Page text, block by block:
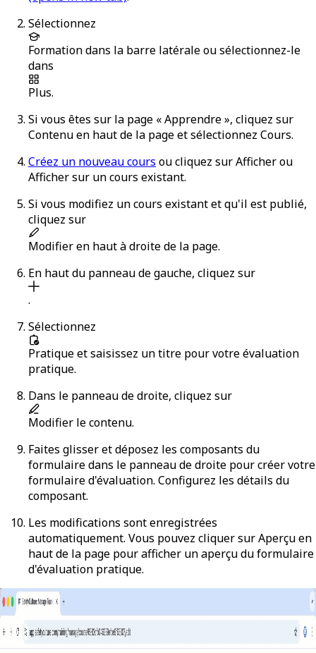
Sélectionnez
Formationdans la barre latérale ou sélectionnez-le
dans
Plus.
Si vous êtes sur la page « Apprendre », cliquez sur
Contenuen haut de la page et sélectionnez Cours.
Créez un nouveau cours ou cliquez surAfficherou
Affichersur un cours existant.
Si vous modifiez un cours existant et qu'il est publié,
cliquez sur
Modifieren haut à droite de la page.
En haut du panneau de gauche, cliquez sur
.
Sélectionnez
Pratiqueet saisissez un titre pour votre évaluation
pratique.
Dans le panneau de droite, cliquez sur
Modifier le contenu.
Faites glisser et déposez les composants du
formulaire dans le panneau de droite pour créer votre
formulaire d'évaluation. Configurez les détails du
composant.
Les modifications sont enregistrées
automatiquement. Vous pouvez cliquer surAperçuen
haut de la page pour afficher un aperçu du formulaire
d'évaluation pratique.